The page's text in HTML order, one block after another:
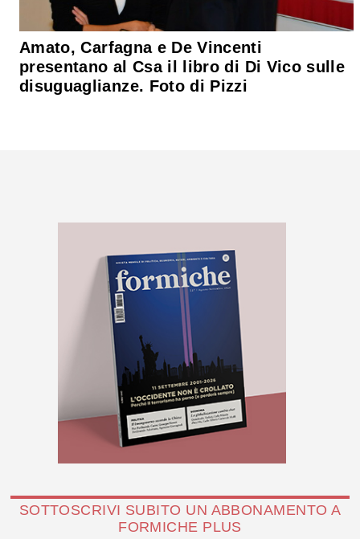
Amato, Carfagna e De Vincenti
presentano al Csa il libro di Di Vico sulle
disuguaglianze. Foto di Pizzi
SOTTOSCRIVI SUBITO UN ABBONAMENTO A
FORMICHE PLUS